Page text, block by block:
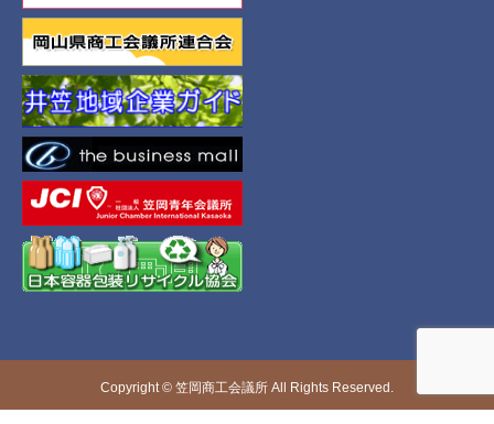
Copyright © 笠岡商工会議所 All Rights Reserved.
お問い合わせ シェア アクセス